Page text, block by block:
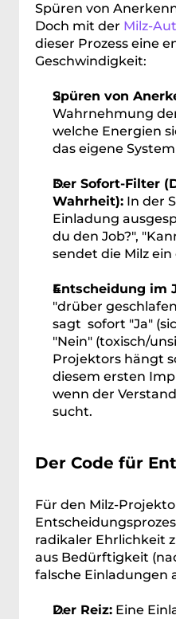
Spüren von
Doch mit der Milz-
dieser Prozess eine
Geschwindigkeit:
Spüren von
Wahrnehmung
welche Energien
das eigene
Der Sofort-Filter
Wahrheit): In der
Einladung
du den Job?",
sendet die Milz
Entscheidung im
"drüber
sagt  sofort "Ja"
"Nein" (toxisch/
Projektors hängt
diesem ersten
wenn der
sucht.
Der Code für
Für den Milz-
radikaler Ehrlichkeit
aus Bedürftigkeit
falsche Einladungen
Der Reiz: Eine